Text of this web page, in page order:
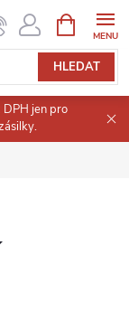
HLEDAT
NÁKUPNÍ
KOŠÍK
jen pro